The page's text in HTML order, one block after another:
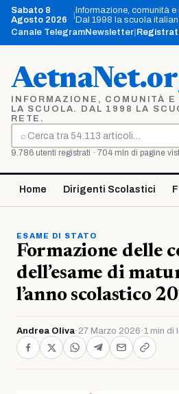
Vai
contenuto
Sabato 8
Agosto 2026
Informazione, comunità
Dal 1998 la scuola
Canale TelegramNewsletter
INFORMAZIONE, COMUNITÀ
LA SCUOLA. DAL 1998 LA
RETE.
⌕
Cerca
9.786 utenti registrati · 704 mln di pagine
Home Dirigenti Scolastici
ESAME DI STATO
Formazione delle
dell’esame di
l’anno scolastico
Andrea Oliva· 27 Marzo 2026 ·1 min di